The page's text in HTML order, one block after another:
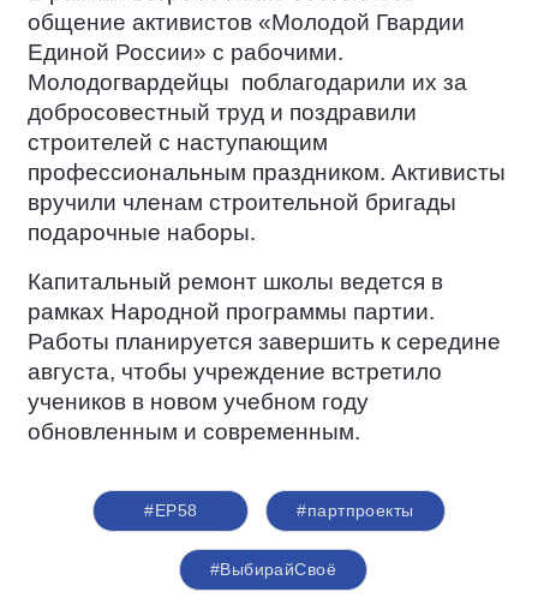
общение активистов «Молодой Гвардии
Единой России» с рабочими.
Молодогвардейцы поблагодарили их за
добросовестный труд и поздравили
строителей с наступающим
профессиональным праздником. Активисты
вручили членам строительной бригады
подарочные наборы.
Капитальный ремонт школы ведется в
рамках Народной программы партии.
Работы планируется завершить к середине
августа, чтобы учреждение встретило
учеников в новом учебном году
обновленным и современным.
#ЕР58 #партпроекты
#ВыбирайСвоё